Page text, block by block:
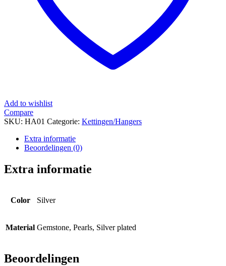
Add to wishlist
Compare
SKU: HA01 Categorie: Kettingen/Hangers
Extra informatie
Beoordelingen (0)
Extra informatie
Color Silver
Material Gemstone, Pearls, Silver plated
Beoordelingen